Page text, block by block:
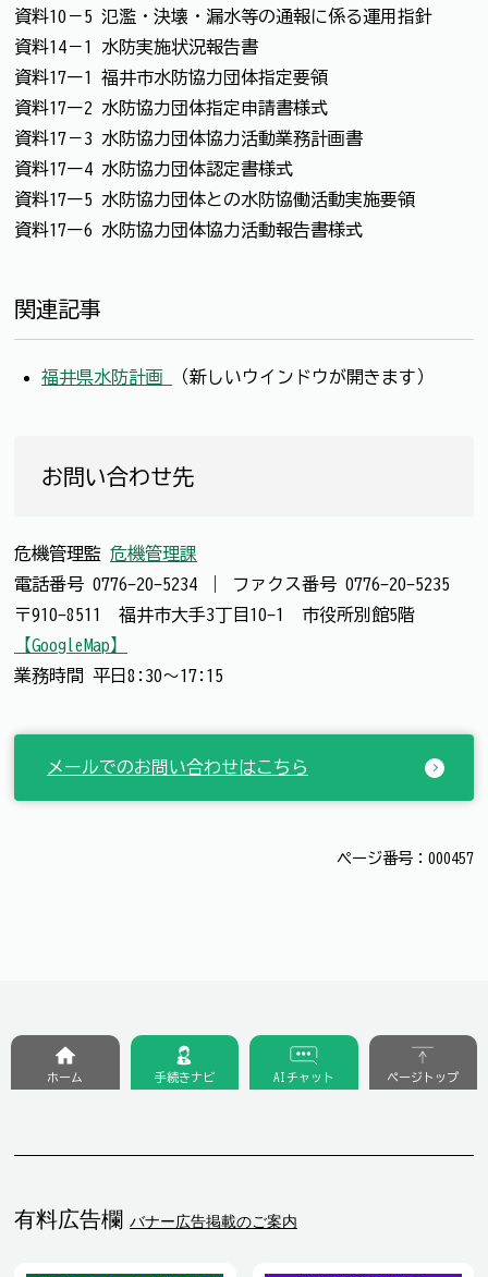
資料10－5 氾濫・決壊・漏水等の通報に係る運用指針
資料14－1 水防実施状況報告書
資料17ー1 福井市水防協力団体指定要領
資料17ー2 水防協力団体指定申請書様式
資料17－3 水防協力団体協力活動業務計画書
資料17ー4 水防協力団体認定書様式
資料17ー5 水防協力団体との水防協働活動実施要領
資料17ー6 水防協力団体協力活動報告書様式
関連記事
福井県水防計画 （新しいウインドウが開きます）
お問い合わせ先
危機管理監 危機管理課
電話番号 0776-20-5234 ファクス番号 0776-20-5235
〒910-8511 福井市大手3丁目10-1 市役所別館5階
【GoogleMap】
業務時間 平日8:30～17:15
メールでのお問い合わせはこちら
ページ番号：000457
有料広告欄 バナー広告掲載のご案内
ホーム 手続きナビ AIチャット ページトップ